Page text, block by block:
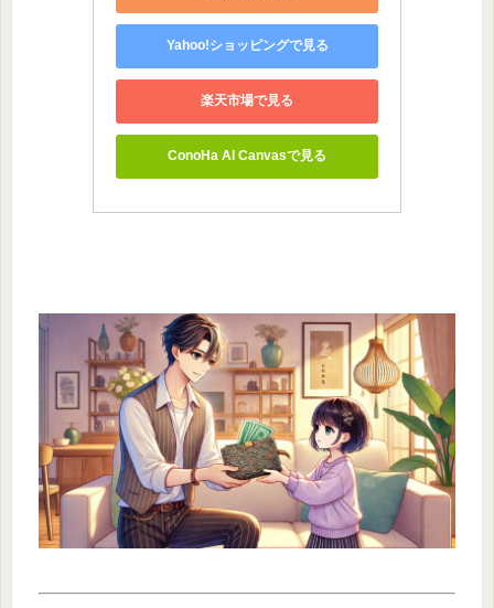
Yahoo!ショッピングで見る
楽天市場で見る
ConoHa AI Canvasで見る